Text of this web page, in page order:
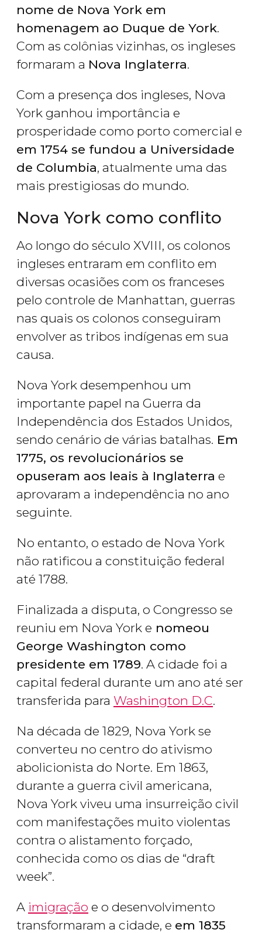
nome de Nova York em
homenagem ao Duque de York.
Com as colônias vizinhas, os ingleses
formaram a Nova Inglaterra.
Com a presença dos ingleses, Nova
York ganhou importância e
prosperidade como porto comercial e
em 1754 se fundou a Universidade
de Columbia, atualmente uma das
mais prestigiosas do mundo.
Nova York como conflito
Ao longo do século XVIII, os colonos
ingleses entraram em conflito em
diversas ocasiões com os franceses
pelo controle de Manhattan, guerras
nas quais os colonos conseguiram
envolver as tribos indígenas em sua
causa.
Nova York desempenhou um
importante papel na Guerra da
Independência dos Estados Unidos,
sendo cenário de várias batalhas. Em
1775, os revolucionários se
opuseram aos leais à Inglaterra e
aprovaram a independência no ano
seguinte.
No entanto, o estado de Nova York
não ratificou a constituição federal
até 1788.
Finalizada a disputa, o Congresso se
reuniu em Nova York e nomeou
George Washington como
presidente em 1789. A cidade foi a
capital federal durante um ano até ser
transferida para Washington D.C.
Na década de 1829, Nova York se
converteu no centro do ativismo
abolicionista do Norte. Em 1863,
durante a guerra civil americana,
Nova York viveu uma insurreição civil
com manifestações muito violentas
contra o alistamento forçado,
conhecida como os dias de “draft
week”.
A imigração e o desenvolvimento
transformaram a cidade, e em 1835